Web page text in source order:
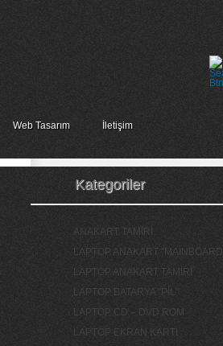
Web Tasarım İletişim
Kategoriler
ANAKART TAMİRİ
LAPTOP ANAKART "MAİNBOARD"
LAPTOP ANAKART TAMİRİ
LAPTOP BATARYA "PİL"
LAPTOP CD – DVD ROM
LAPTOP EKRAN KARTI